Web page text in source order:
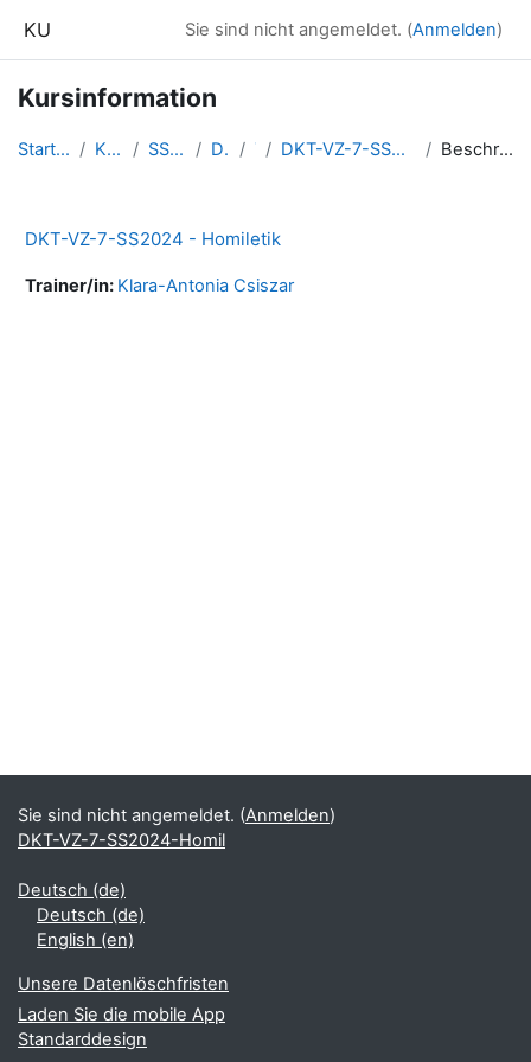
KU Sie sind nicht angemeldet. (Anmelden)
Kursinformation
Startseite Kurse SS2024 DKT 7 DKT-VZ-7-SS2024-Homil Beschreibung
DKT-VZ-7-SS2024 - Homiletik
Trainer/in: Klara-Antonia Csiszar
Sie sind nicht angemeldet. (Anmelden)
DKT-VZ-7-SS2024-Homil
Deutsch ‎(de)‎
Deutsch ‎(de)‎
English ‎(en)‎
Unsere Datenlöschfristen
Laden Sie die mobile App
Standarddesign